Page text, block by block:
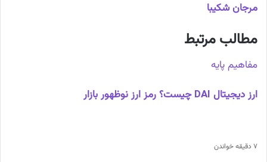
مرجان شکیبا
مطالب مرتبط
مفاهیم پایه
ارز دیجیتال DAI چیست؟ رمز ارز نوظهور بازار
7 دقیقه خواندن